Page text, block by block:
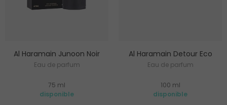
Al Haramain Junoon Noir
Eau de parfum
75 ml
disponible
Al Haramain Detour Eco
Eau de parfum
100 ml
disponible